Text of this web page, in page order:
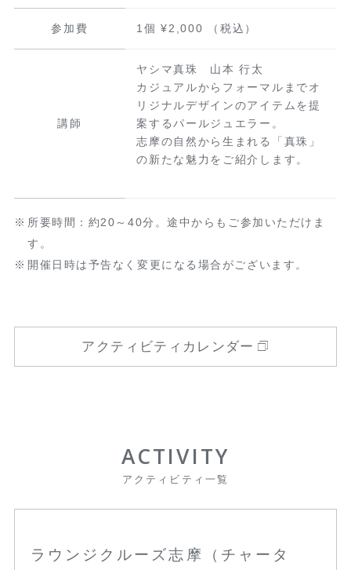
参加費 1個 ¥2,000 （税込）
講師
ヤシマ真珠 山本 行太
カジュアルからフォーマルまでオ
リジナルデザインのアイテムを提
案するパールジュエラー。
志摩の自然から生まれる「真珠」
の新たな魅力をご紹介します。
所要時間：約20～40分。途中からもご参加いただけま
す。
開催日時は予告なく変更になる場合がございます。
アクティビティカレンダー
ACTIVITY
アクティビティ一覧
ラウンジクルーズ志摩（チャータ